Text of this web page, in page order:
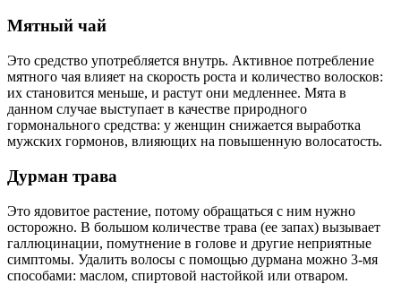
Мятный чай
Это средство употребляется внутрь. Активное потребление
мятного чая влияет на скорость роста и количество волосков:
их становится меньше, и растут они медленнее. Мята в
данном случае выступает в качестве природного
гормонального средства: у женщин снижается выработка
мужских гормонов, влияющих на повышенную волосатость.
Дурман трава
Это ядовитое растение, потому обращаться с ним нужно
осторожно. В большом количестве трава (ее запах) вызывает
галлюцинации, помутнение в голове и другие неприятные
симптомы. Удалить волосы с помощью дурмана можно 3-мя
способами: маслом, спиртовой настойкой или отваром.